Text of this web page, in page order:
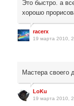
Это быстро. а
хорошо
racerx
19 марта 2010,
Мастера своего
LoKu
19 марта 2010,